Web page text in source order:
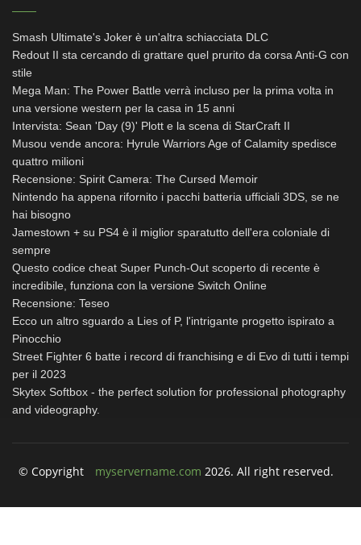
Smash Ultimate's Joker è un'altra schiacciata DLC
Redout II sta cercando di grattare quel prurito da corsa Anti-G con
stile
Mega Man: The Power Battle verrà incluso per la prima volta in
una versione western per la casa in 15 anni
Intervista: Sean 'Day (9)' Plott e la scena di StarCraft II
Musou vende ancora: Hyrule Warriors Age of Calamity spedisce
quattro milioni
Recensione: Spirit Camera: The Cursed Memoir
Nintendo ha appena rifornito i pacchi batteria ufficiali 3DS, se ne
hai bisogno
Jamestown + su PS4 è il miglior sparatutto dell'era coloniale di
sempre
Questo codice cheat Super Punch-Out scoperto di recente è
incredibile, funziona con la versione Switch Online
Recensione: Teseo
Ecco un altro sguardo a Lies of P, l'intrigante progetto ispirato a
Pinocchio
Street Fighter 6 batte i record di franchising e di Evo di tutti i tempi
per il 2023
Skytex Softbox - the perfect solution for professional photography
and videography.
© Copyright myservername.com 2026. All right reserved.